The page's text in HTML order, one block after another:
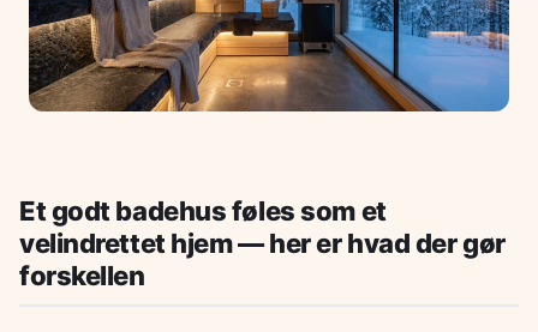
Et godt badehus føles som et
velindrettet hjem — her er hvad der gør
forskellen